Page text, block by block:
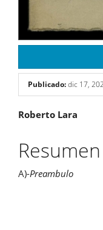
Publicado:dic 17,
Contenido
principal
del
artículo
Roberto Lara
Resumen
A)-Preambulo